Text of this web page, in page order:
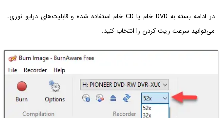
در ادامه بسته به DVD خام یا CD خام استفاده شده و قابلیت‌های درایو نوری،
می‌توانید سرعت رایت کردن را انتخاب کنید.